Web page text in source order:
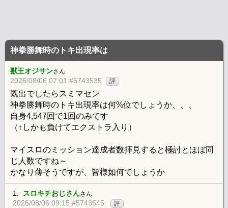
神拳勝舞時のトキ出現率は
獣王オジサンさん
2026/08/06 07:01 #5743535 評
既出でしたらスミマセン
神拳勝舞時のトキ出現率は何%位でしょうか、、、
自身4,547回で1回のみです
（↑しかも負けてエクストラ入り）
マイスロのミッション達成者数拝見すると極討とほぼ同
じ人数ですね～
かなり薄そうですが、皆様如何でしょうか
1. スロキチおじさんさん
2026/08/06 09:15 #5743545 評